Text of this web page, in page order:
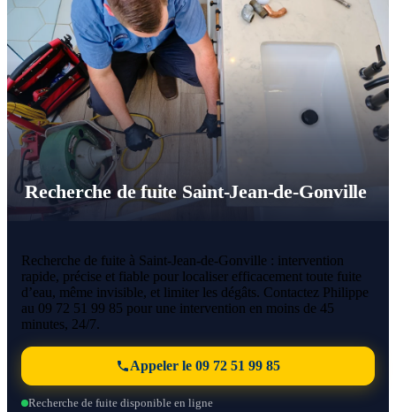
Recherche de fuite Saint-Jean-de-Gonville
Recherche de fuite à Saint-Jean-de-Gonville : intervention
rapide, précise et fiable pour localiser efficacement toute fuite
d’eau, même invisible, et limiter les dégâts. Contactez Philippe
au 09 72 51 99 85 pour une intervention en moins de 45
minutes, 24/7.
Appeler le 09 72 51 99 85
Recherche de fuite disponible en ligne